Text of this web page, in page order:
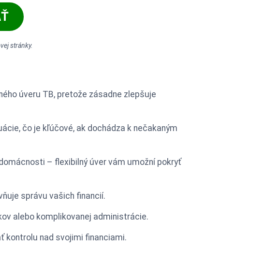
stránky.
úveru TB, pretože zásadne zlepšuje
čo je kľúčové, ak dochádza k nečakaným
– flexibilný úver vám umožní pokryť
správu vašich financií.
alebo komplikovanej administrácie.
kontrolu nad svojimi financiami.